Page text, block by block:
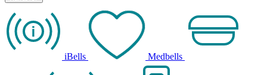
iBells Medbells